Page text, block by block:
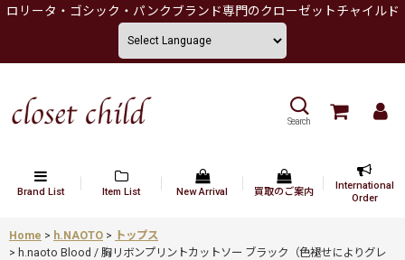
ロリータ・ゴシック・パンクブランド専門のクローゼットチャイルド
Search
Brand List Item List New Arrival 買取のご案内
International
Order
Home > h.NAOTO > トップス
> h.naoto Blood / 胸リボンプリントカットソー ブラック（色褪せによりグレ